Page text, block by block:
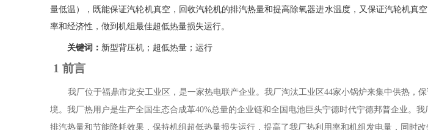
量低温），既能保证汽轮机真空，回收汽轮机的排汽热量和提高除氧器进水温度，又保证汽轮机真
率和经济性，做到机组最佳超低热量损失运行。
关键词： 新型背压机 ； 超低热量；运行
1 前言
我厂位于福鼎市龙安工业区，是一家热电联产企业。我厂淘汰工业区44家小锅炉来集中供热，
境。我厂热用户是生产全国生态合成革40%总量的企业链和全国电池巨头宁德时代宁德邦普企业。
排汽热量和节能降耗效果，保持机组超低热量损失运行，提高了我厂热利用率和机组发电量，同时改